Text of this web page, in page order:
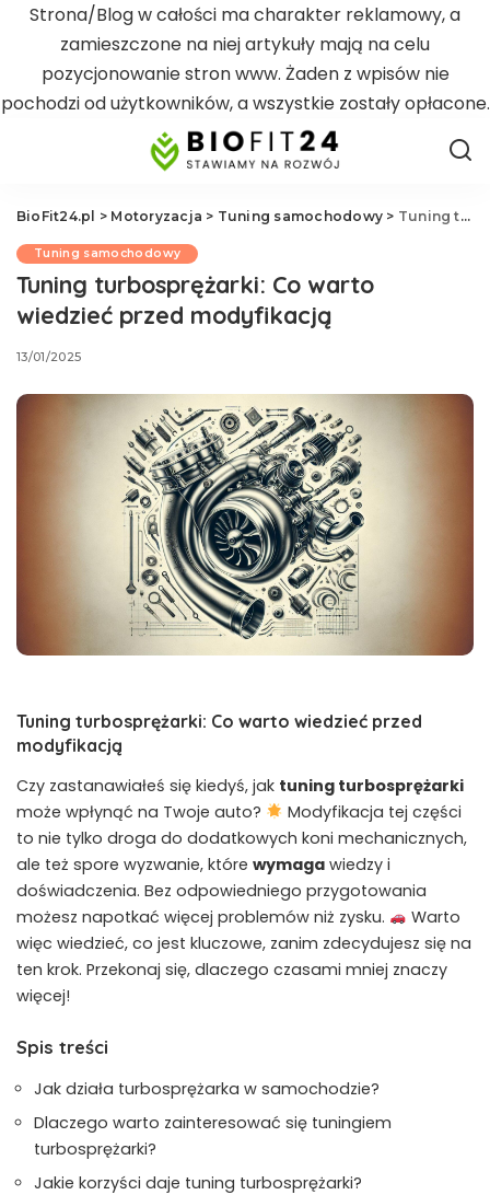
Strona/Blog w całości ma charakter reklamowy, a
zamieszczone na niej artykuły mają na celu
pozycjonowanie stron www. Żaden z wpisów nie
pochodzi od użytkowników, a wszystkie zostały opłacone.
BioFit24.pl > Motoryzacja > Tuning samochodowy > Tuning turbosprężarki: Co warto wiedzieć przed modyfikacją
Tuning samochodowy
Tuning turbosprężarki: Co warto
wiedzieć przed modyfikacją
13/01/2025
Tuning turbosprężarki: Co warto wiedzieć przed
modyfikacją
Czy zastanawiałeś się kiedyś, jak tuning turbosprężarki
może wpłynąć na Twoje auto?
Modyfikacja tej części
‍to nie ⁢tylko droga do dodatkowych koni mechanicznych,
ale ⁢też spore wyzwanie, które wymaga ⁢wiedzy i
doświadczenia. Bez odpowiedniego przygotowania⁢
możesz napotkać ⁤więcej problemów niż zysku.
‍ Warto
więc wiedzieć, co jest kluczowe, zanim zdecydujesz się na
ten krok. Przekonaj się, dlaczego czasami mniej ​znaczy
więcej!
Spis treści
Jak działa turbosprężarka w samochodzie?
Dlaczego ‌warto zainteresować się tuningiem
turbosprężarki?
Jakie korzyści daje tuning turbosprężarki?